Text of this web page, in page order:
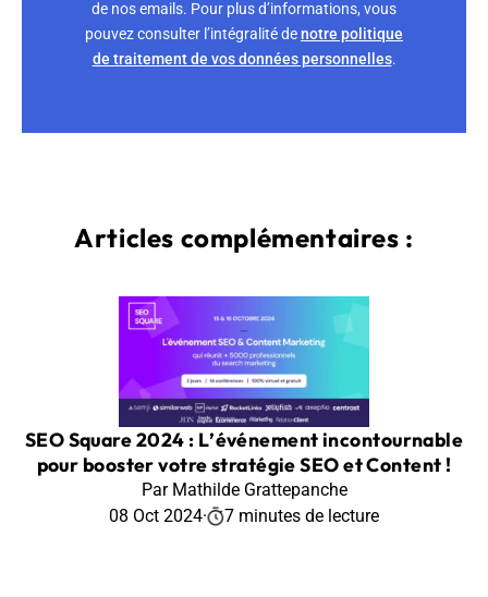
de nos emails. Pour plus d’informations, vous
pouvez consulter l’intégralité denotre politique
de traitement de vos données personnelles.
Articles complémentaires :
SEO Square 2024 : L’événement incontournable
pour booster votre stratégie SEO et Content !
Par Mathilde Grattepanche
08 Oct 2024· 7 minutes de lecture